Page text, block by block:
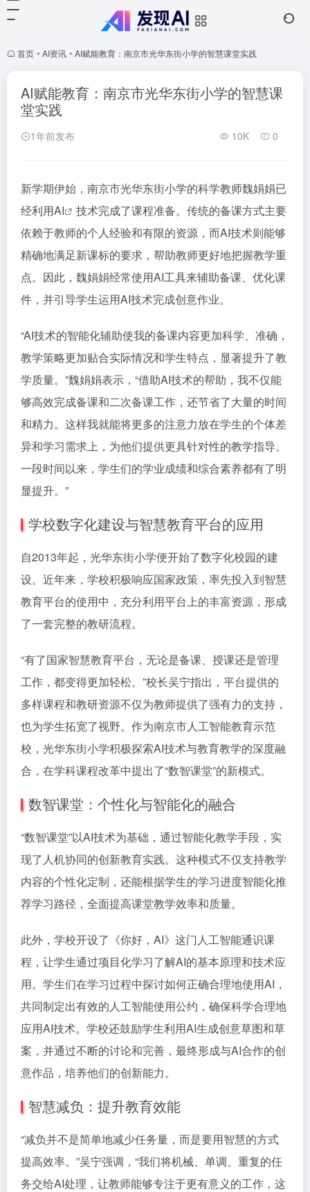
首页 • AI资讯 • AI赋能教育：南京市光华东街小学的智慧课堂实践
AI赋能教育：南京市光华东街小学的智慧课
堂实践
1年前发布 10K 0
新学期伊始，南京市光华东街小学的科学教师魏娟娟已
经利用AI
技术完成了课程准备。传统的备课方式主要
依赖于教师的个人经验和有限的资源，而AI技术则能够
精确地满足新课标的要求，帮助教师更好地把握教学重
点。因此，魏娟娟经常使用AI工具来辅助备课、优化课
件，并引导学生运用AI技术完成创意作业。
“AI技术的智能化辅助使我的备课内容更加科学、准确，
教学策略更加贴合实际情况和学生特点，显著提升了教
学质量。”魏娟娟表示，“借助AI技术的帮助，我不仅能
够高效完成备课和二次备课工作，还节省了大量的时间
和精力。这样我就能将更多的注意力放在学生的个体差
异和学习需求上，为他们提供更具针对性的教学指导。
一段时间以来，学生们的学业成绩和综合素养都有了明
显提升。”
学校数字化建设与智慧教育平台的应用
自2013年起，光华东街小学便开始了数字化校园的建
设。近年来，学校积极响应国家政策，率先投入到智慧
教育平台的使用中，充分利用平台上的丰富资源，形成
了一套完整的教研流程。
“有了国家智慧教育平台，无论是备课、授课还是管理
工作，都变得更加轻松。”校长吴宁指出，平台提供的
多样课程和教研资源不仅为教师提供了强有力的支持，
也为学生拓宽了视野。作为南京市人工智能教育示范
校，光华东街小学积极探索AI技术与教育教学的深度融
合，在学科课程改革中提出了“数智课堂”的新模式。
数智课堂：个性化与智能化的融合
“数智课堂”以AI技术为基础，通过智能化教学手段，实
现了人机协同的创新教育实践。这种模式不仅支持教学
内容的个性化定制，还能根据学生的学习进度智能化推
荐学习路径，全面提高课堂教学效率和质量。
此外，学校开设了《你好，AI》这门人工智能通识课
程，让学生通过项目化学习了解AI的基本原理和技术应
用。学生们在学习过程中探讨如何正确合理地使用AI，
共同制定出有效的人工智能使用公约，确保科学合理地
应用AI技术。学校还鼓励学生利用AI生成创意草图和草
案，并通过不断的讨论和完善，最终形成与AI合作的创
意作品，培养他们的创新能力。
智慧减负：提升教育效能
“减负并不是简单地减少任务量，而是要用智慧的方式
提高效率。”吴宁强调，“我们将机械、单调、重复的任
务交给AI处理，让教师能够专注于更有意义的工作，这